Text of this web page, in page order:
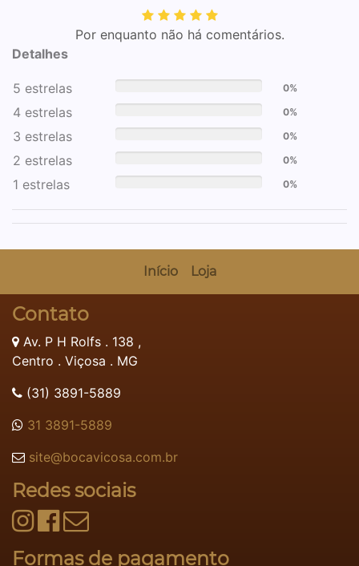
Por enquanto não há comentários.
Detalhes
5 estrelas 0%
4 estrelas 0%
3 estrelas 0%
2 estrelas 0%
1 estrelas 0%
Início Loja
Contato
Av. P H Rolfs . 138 ,
Centro . Viçosa . MG
(31) 3891-5889
31 3891-5889
site@bocavicosa.com.br
Redes sociais
Formas de pagamento